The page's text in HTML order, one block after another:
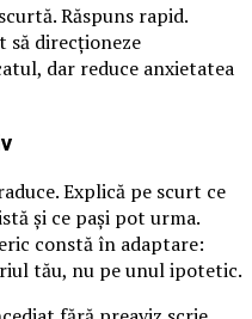
Răspuns rapid.
să direcționeze
dar reduce anxietatea
Explică pe scurt ce
și ce pași pot urma.
constă în adaptare:
tău, nu pe unul ipotetic.